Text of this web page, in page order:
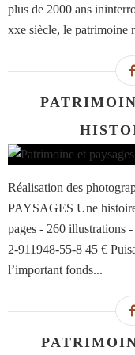
plus de 2000 ans
xxe siècle, le patrimoine
Réalisation des
PAYSAGES Une
pages - 260 illustrations
2-911948-55-8 45 €
l’important fonds...